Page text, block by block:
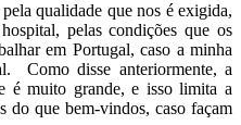
qualidade que nos é exigida,
pelas condições que os
em Portugal, caso a minha
Como disse anteriormente, a
é muito grande, e isso limita a
do que bem-vindos, caso façam